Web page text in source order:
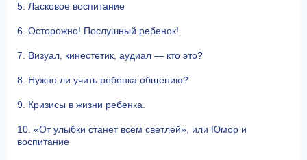
5. Ласковое воспитание
6. Осторожно! Послушный ребенок!
7. Визуал, кинестетик, аудиал — кто это?
8. Нужно ли учить ребенка общению?
9. Кризисы в жизни ребенка.
10. «От улыбки станет всем светлей», или Юмор и
воспитание